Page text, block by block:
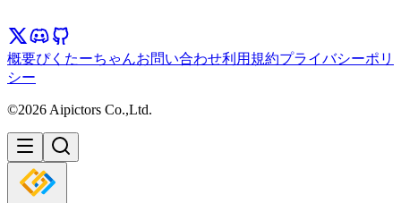
概要ぴくたーちゃんお問い合わせ利用規約プライバシーポリ
シー
©2026 Aipictors Co.,Ltd.